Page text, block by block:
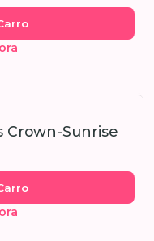
Crown-Sunrise